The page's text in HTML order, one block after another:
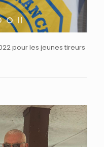
pour les jeunes tireurs